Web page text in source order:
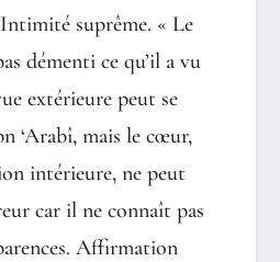
suprême. « Le
démenti ce qu’il a vu
extérieure peut se
‘Arabî, mais le cœur,
intérieure, ne peut
car il ne connaît pas
Affirmation